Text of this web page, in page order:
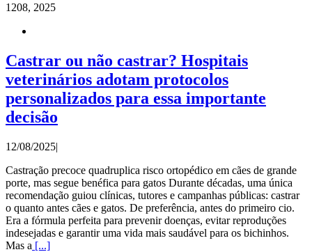
1208, 2025
Castrar ou não castrar? Hospitais
veterinários adotam protocolos
personalizados para essa importante
decisão
12/08/2025|
Castração precoce quadruplica risco ortopédico em cães de grande
porte, mas segue benéfica para gatos Durante décadas, uma única
recomendação guiou clínicas, tutores e campanhas públicas: castrar
o quanto antes cães e gatos. De preferência, antes do primeiro cio.
Era a fórmula perfeita para prevenir doenças, evitar reproduções
indesejadas e garantir uma vida mais saudável para os bichinhos.
Mas a [...]